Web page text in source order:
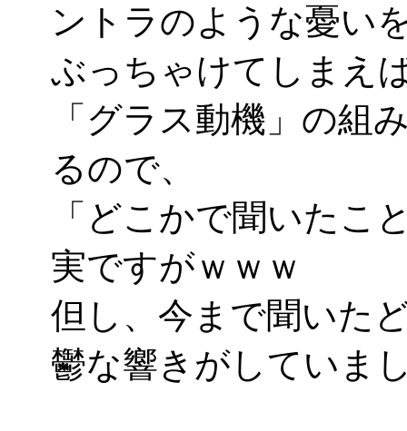
ントラのような憂い
ぶっちゃけてしまえ
「グラス動機」の組
るので、
「どこかで聞いたこ
実ですがｗｗｗ
但し、今まで聞いた
鬱な響きがしていま